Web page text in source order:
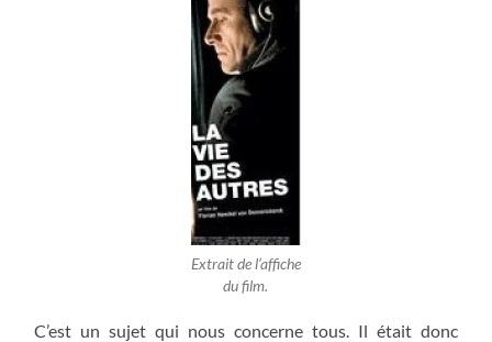
Extrait de l’affiche
du film.
C’est un sujet qui nous concerne tous. Il était donc